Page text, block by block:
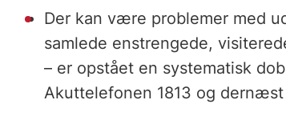
Der kan være problemer med
samlede enstrengede,
– er opstået en systematisk
Akuttelefonen 1813 og